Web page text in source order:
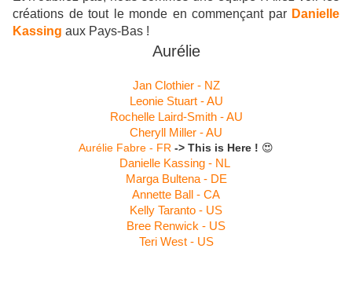
créations de tout le monde en commençant par Danielle
Kassing aux Pays-Bas !
Aurélie
Jan Clothier - NZ
Leonie Stuart - AU
Rochelle Laird-Smith - AU
Cheryll Miller - AU
Aurélie Fabre - FR -> This is Here ! 😍
Danielle Kassing - NL
Marga Bultena - DE
Annette Ball - CA
Kelly Taranto - US
Bree Renwick - US
Teri West - US